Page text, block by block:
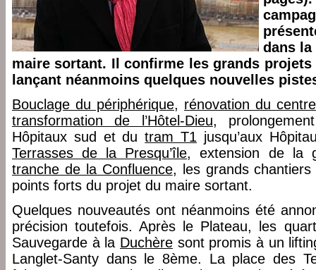
dans la
maire sortant. Il confirme les grands
lançant néanmoins quelques nouvelles
Bouclage du périphérique, rénovation du
transformation de l’Hôtel-Dieu,
Hôpitaux sud et dutram T1 jusqu’aux
Terrasses de la Presqu’île, extension de la
tranche de la Confluence, les grands
points forts du projet du maire sortant.
Quelques nouveautés ont néanmoins été
précision toutefois. Après le Plateau, les
Sauvegarde à la Duchère sont promis à un
Langlet-Santy dans le 8ème. La place des